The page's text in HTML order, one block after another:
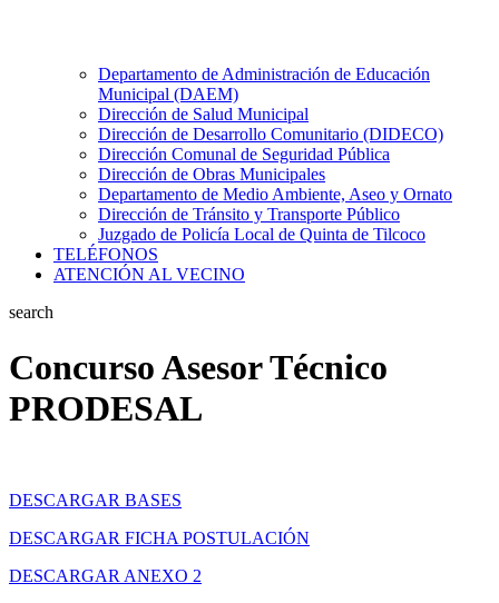
Departamento de Administración de Educación
Municipal (DAEM)
Dirección de Salud Municipal
Dirección de Desarrollo Comunitario (DIDECO)
Dirección Comunal de Seguridad Pública
Dirección de Obras Municipales
Departamento de Medio Ambiente, Aseo y Ornato
Dirección de Tránsito y Transporte Público
Juzgado de Policía Local de Quinta de Tilcoco
TELÉFONOS
ATENCIÓN AL VECINO
search
Concurso Asesor Técnico
PRODESAL
DESCARGAR BASES
DESCARGAR FICHA POSTULACIÓN
DESCARGAR ANEXO 2